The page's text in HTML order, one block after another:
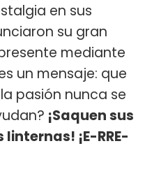
en sus
su gran
mediante
un mensaje: que
pasión nunca se
¡Saquen sus
¡E-RRE-